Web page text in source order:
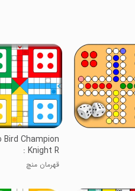
Bird Champion
: Knight R
قهرمان منچ